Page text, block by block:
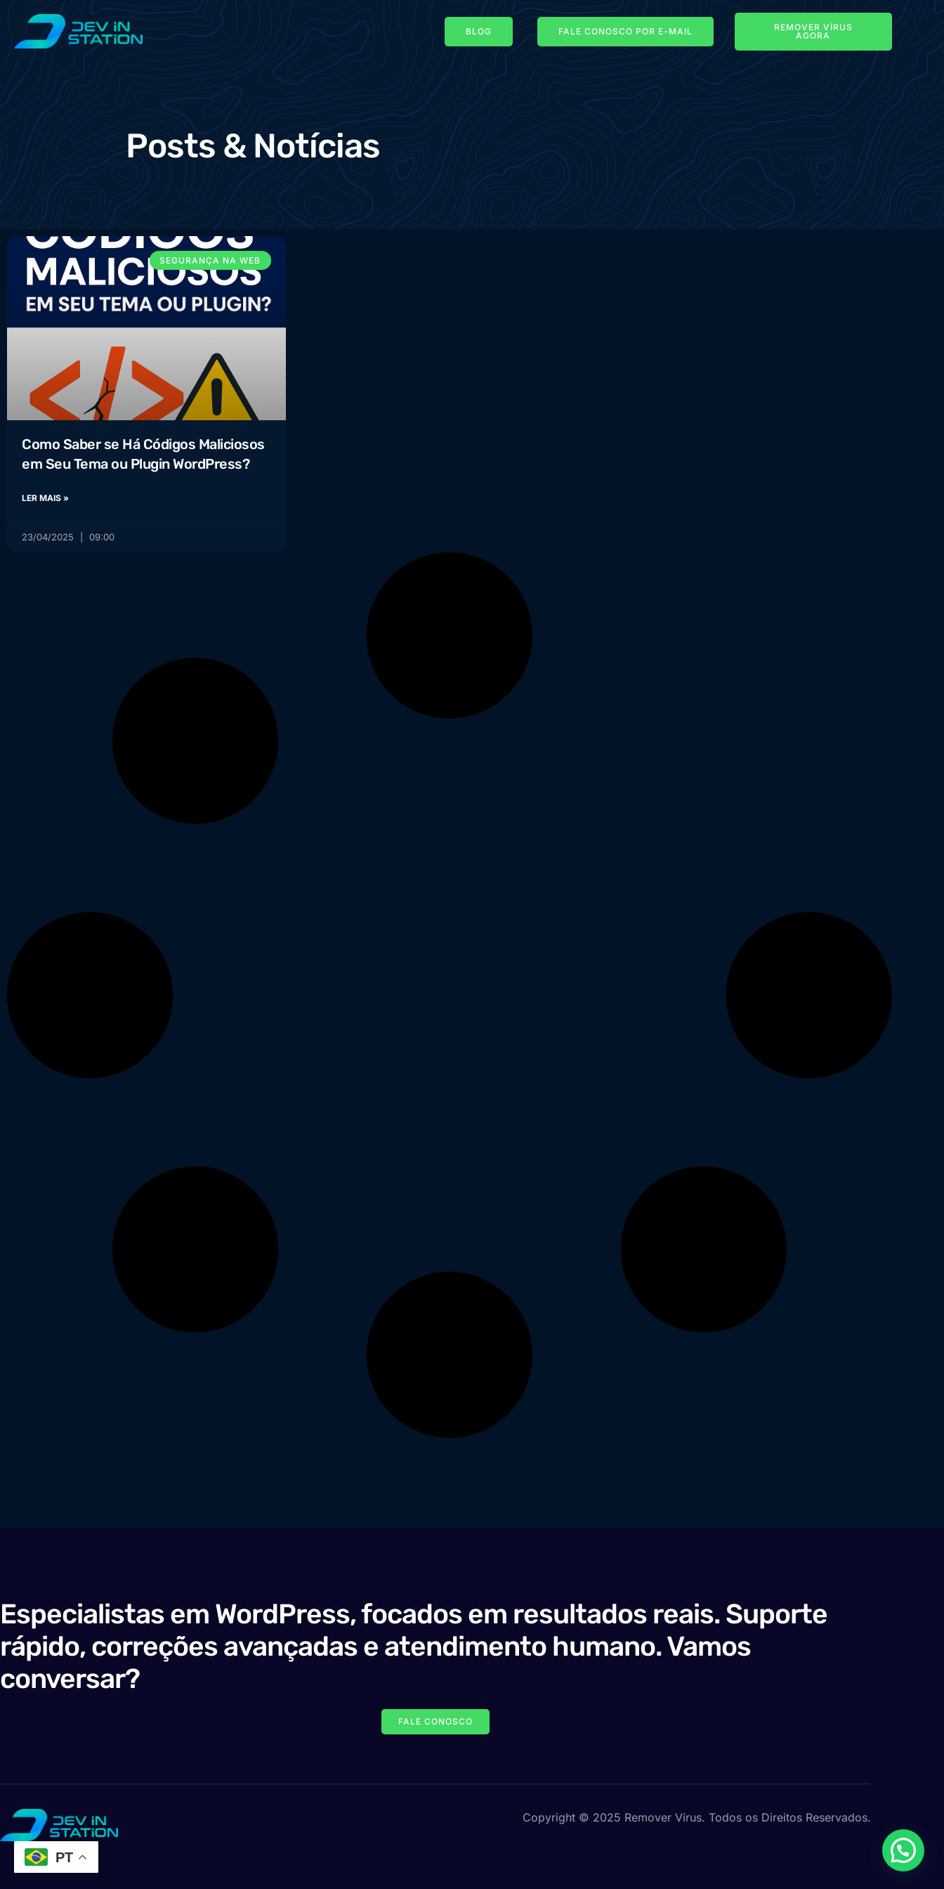
BLOG FALE CONOSCO POR E-MAIL
REMOVER VÍRUS
AGORA
Posts & Notícias
SEGURANÇA NA WEB
Como Saber se Há Códigos Maliciosos
em Seu Tema ou Plugin WordPress?
LER MAIS »
23/04/2025 09:00
Especialistas em WordPress, focados em resultados reais. Suporte
rápido, correções avançadas e atendimento humano. Vamos
conversar?
FALE CONOSCO
Copyright © 2025 Remover Vírus. Todos os Direitos Reservados.
PT